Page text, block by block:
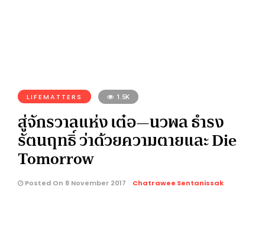
LIFEMATTERS 1.5K
สู่จักรวาลแห่ง เต๋อ—นวพล ธำรง
รัตนฤทธิ์ ว่าด้วยความตายและ Die
Tomorrow
Posted On 8 November 2017 Chatrawee Sentanissak